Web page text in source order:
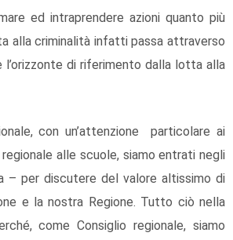
ed intraprendere azioni quanto più
alla criminalità infatti passa attraverso
di riferimento dalla lotta alla
con un’attenzione particolare ai
alle scuole, siamo entrati negli
– per discutere del valore altissimo di
e la nostra Regione. Tutto ciò nella
come Consiglio regionale, siamo